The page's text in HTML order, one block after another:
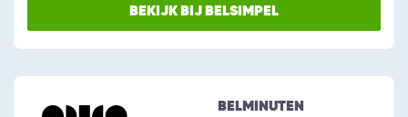
BEKIJK BIJ BELSIMPEL
BELMINUTEN